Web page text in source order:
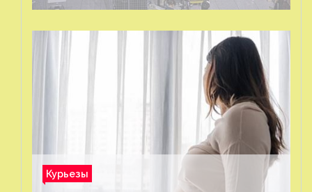
Курьезы